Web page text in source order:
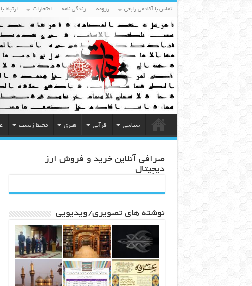
تماس با آکادمی رابعی رزومه زندگی نامه افتخارات ارتباط
سیاسی قرآنی هنری محیط زیست
صرافی آنلاین خرید و فروش ارز
دیجیتال
نوشته های تصویری/ویدیویی